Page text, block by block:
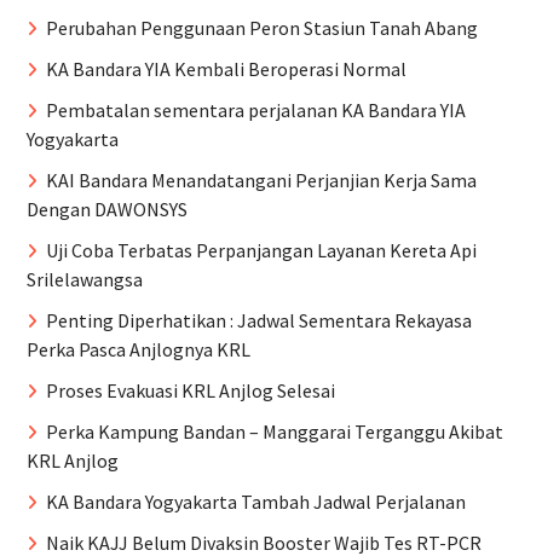
Perubahan Penggunaan Peron Stasiun Tanah Abang
KA Bandara YIA Kembali Beroperasi Normal
Pembatalan sementara perjalanan KA Bandara YIA
Yogyakarta
KAI Bandara Menandatangani Perjanjian Kerja Sama
Dengan DAWONSYS
Uji Coba Terbatas Perpanjangan Layanan Kereta Api
Srilelawangsa
Penting Diperhatikan : Jadwal Sementara Rekayasa
Perka Pasca Anjlognya KRL
Proses Evakuasi KRL Anjlog Selesai
Perka Kampung Bandan – Manggarai Terganggu Akibat
KRL Anjlog
KA Bandara Yogyakarta Tambah Jadwal Perjalanan
Naik KAJJ Belum Divaksin Booster Wajib Tes RT-PCR